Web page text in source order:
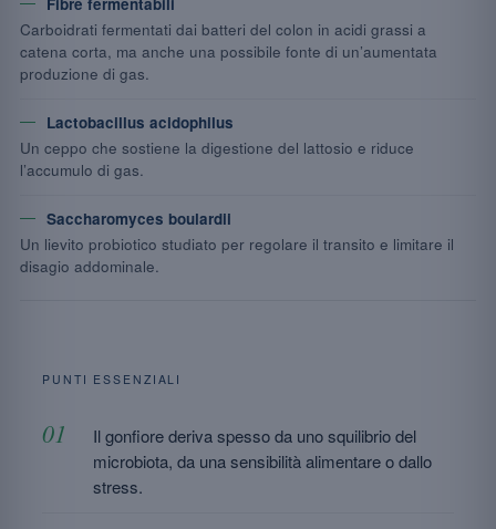
Carboidrati fermentati dai batteri del colon in acidi grassi a
catena corta, ma anche una possibile fonte di un’aumentata
produzione di gas.
Lactobacillus acidophilus
Un ceppo che sostiene la digestione del lattosio e riduce
l’accumulo di gas.
Saccharomyces boulardii
Un lievito probiotico studiato per regolare il transito e limitare il
disagio addominale.
PUNTI ESSENZIALI
Il gonfiore deriva spesso da uno squilibrio del
microbiota, da una sensibilità alimentare o dallo
stress.